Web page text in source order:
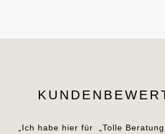
„Ich habe hier für
„Tolle Beratung